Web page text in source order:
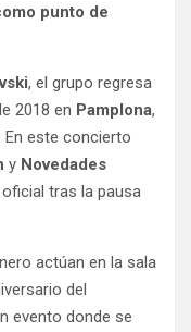
punto de
, el grupo regresa
2018 en Pamplona,
En este concierto
y Novedades
tras la pausa
actúan en la sala
del
evento donde se